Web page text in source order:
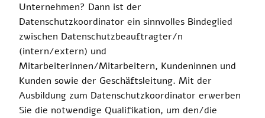
Unternehmen? Dann ist der
Datenschutzkoordinator ein sinnvolles Bindeglied
zwischen Datenschutzbeauftragter/n
(intern/extern) und
Mitarbeiterinnen/Mitarbeitern, Kundeninnen und
Kunden sowie der Geschäftsleitung. Mit der
Ausbildung zum Datenschutzkoordinator erwerben
Sie die notwendige Qualifikation, um den/die